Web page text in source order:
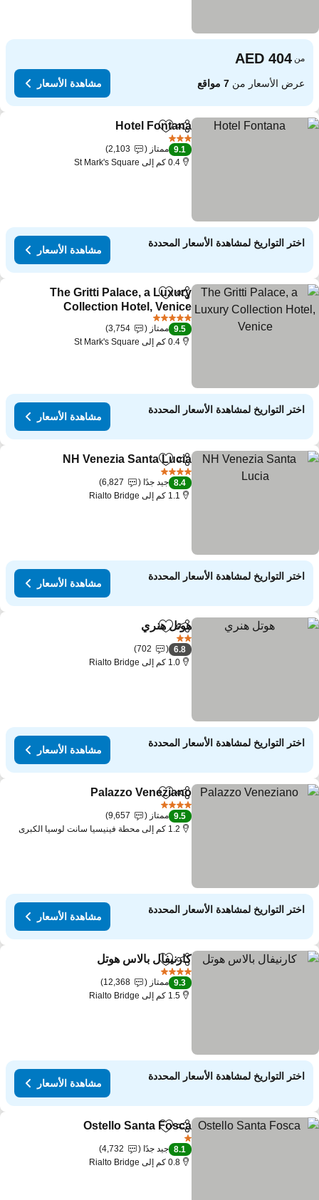
من
عرض الأسعار من7 مواقع مشاهدة الأسعار
مشاركةAdd to favorites
Hotel Fontana
9.1 ممتاز
2,103
0.4 كم إلى St Mark's Square
اختر التواريخ لمشاهدة الأسعار المحددة
مشاهدة الأسعار
مشاركةAdd to favorites
The Gritti Palace, a Luxury
Collection Hotel, Venice
مشاهدة الأسعار
9.5 ممتاز
3,754
0.4 كم إلى St Mark's Square
اختر التواريخ لمشاهدة الأسعار المحددة
مشاهدة الأسعار
مشاركةAdd to favorites
NH Venezia Santa Lucia
8.4 جيد جدًا
6,827
1.1 كم إلى Rialto Bridge
اختر التواريخ لمشاهدة الأسعار المحددة
مشاهدة الأسعار
مشاركةAdd to favorites
هوتل هنري
6.8
702
1.0 كم إلى Rialto Bridge
اختر التواريخ لمشاهدة الأسعار المحددة
مشاهدة الأسعار
مشاركةAdd to favorites
Palazzo Veneziano
9.5 ممتاز
9,657
1.2 كم إلى محطة فينيسيا سانت لوسيا الكبرى
اختر التواريخ لمشاهدة الأسعار المحددة
مشاهدة الأسعار
مشاركةAdd to favorites
كارنيفال بالاس هوتل
9.3 ممتاز
12,368
1.5 كم إلى Rialto Bridge
اختر التواريخ لمشاهدة الأسعار المحددة
مشاهدة الأسعار
مشاركةAdd to favorites
Ostello Santa Fosca
8.1 جيد جدًا
4,732
0.8 كم إلى Rialto Bridge